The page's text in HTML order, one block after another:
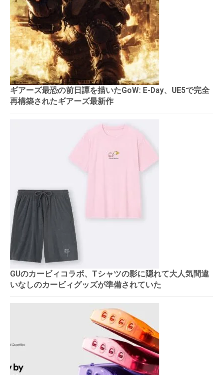
ギアーズ最恐の前日譚を描いたGoW: E-Day、UE5で完全
再構築されたギアーズ最新作
GUのカービィコラボ、Tシャツの影に隠れて大人気間違
いなしのカービィグッズが準備されていた